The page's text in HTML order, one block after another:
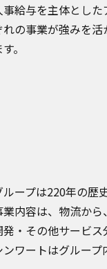
事給与を主体とし
れの事業が強みを
。
ループは220年の歴
業内容は、物流か
・その他サービス
ワートはグループ